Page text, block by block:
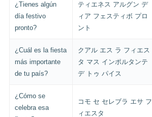
¿Tienes algún
día festivo
pronto?
ティエネス アルグン デ
ィア フェスティボ プロ
ント
¿Cuál es la fiesta
más importante
de tu país?
クアル エス ラ フィエス
タ マス インポルタンテ
デ トゥ パイス
¿Cómo se
celebra esa
コモ セ セレブラ エサ フ
ィエスタ